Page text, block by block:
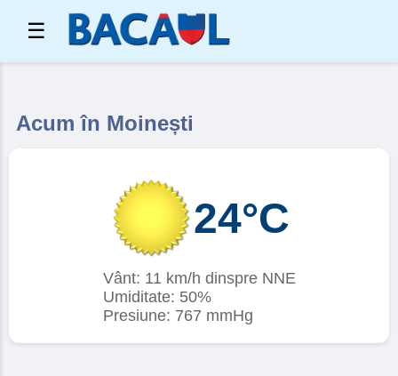
☰
Acum în Moinești
24°C
Vânt: 11 km/h dinspre NNE
Umiditate: 50%
Presiune: 767 mmHg